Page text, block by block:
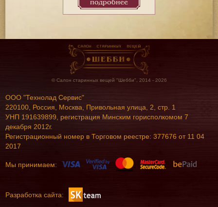
подробнее
© Салон старинных вещей "Шебби", 2014 - 2026
ООО "Технолад Сервис"
220100, Россия, Москва, Привольная улица, 2, стр. 1
УНП 191639899, регистрация Минским горисполкомом 7
декабря 2012г.
Регистрационный номер в Торговом реестре: 377676 от 11 04
2017
Мы принимаем:
Разработка сайта: